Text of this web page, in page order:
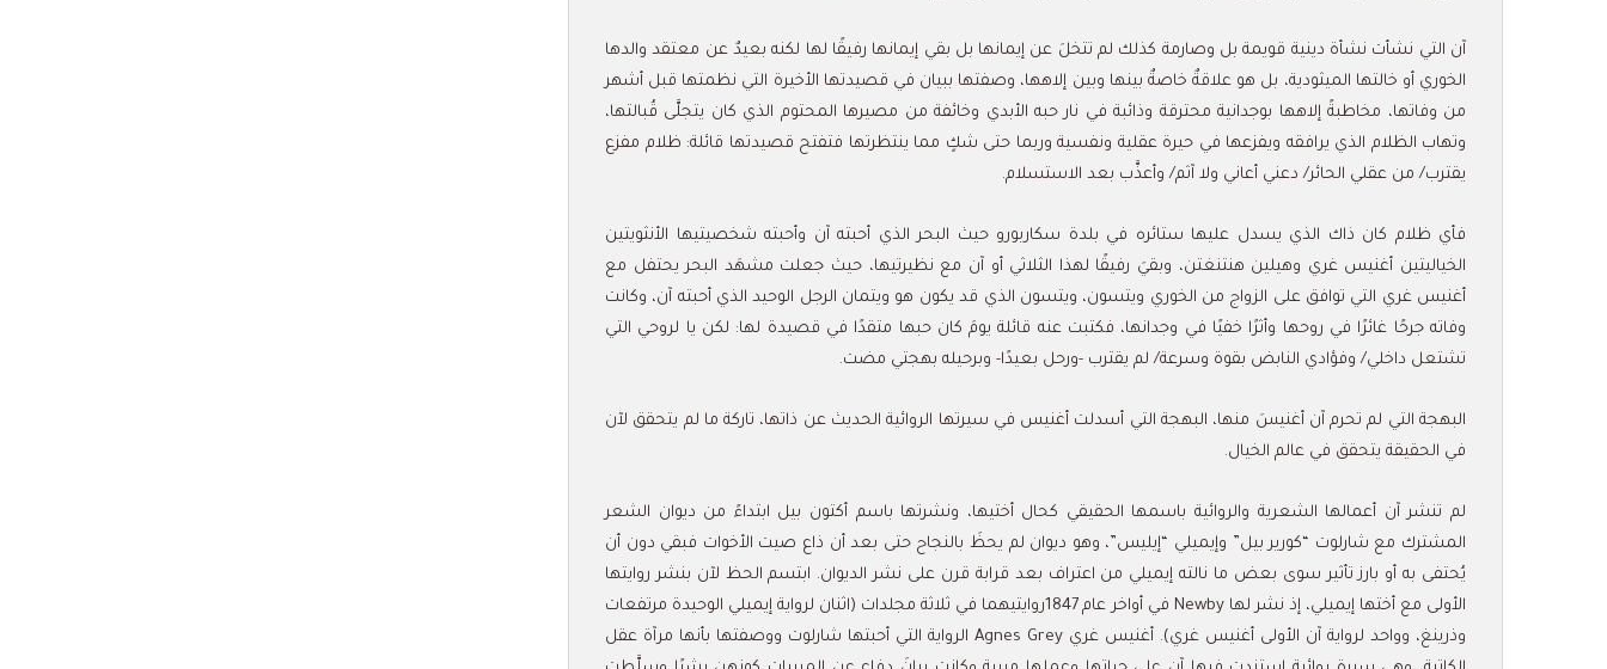
آن التي نشأت نشأة دينية قويمة بل وصارمة كذلك لم تتخلَ عن إيمانها بل بقي إيمانها رفيقًا لها لكنه بعيدٌ عن معتقد والدها
الخوري أو خالتها الميثودية، بل هو علاقةٌ خاصةٌ بينها وبين إلاهها، وصفتها ببيان في قصيدتها الأخيرة التي نظمتها قبل أشهر
من وفاتها، مخاطبةً إلاهها بوجدانية محترقة وذائبة في نار حبه الأبدي وخائفة من مصيرها المحتوم الذي كان يتجلَّى قُبالتها،
وتهاب الظلام الذي يرافقه ويفزعها في حيرة عقلية ونفسية وربما حتى شكٍ مما ينتظرتها فتفتح قصيدتها قائلة: ظلام مفزع
يقترب/ من عقلي الحائر/ دعني أعاني ولا آثم/ وأعذَّب بعد الاستسلام.
فأي ظلام كان ذاك الذي يسدل عليها ستائره في بلدة سكاربورو حيث البحر الذي أحبته آن وأحبته شخصيتيها الأنثويتين
الخياليتين أغنيس غري وهيلين هنتنغتن، وبقيَ رفيقًا لهذا الثلاثي أو آن مع نظيرتيها، حيث جعلت مشهَد البحر يحتفل مع
أغنيس غري التي توافق على الزواج من الخوري ويتسون، ويتسون الذي قد يكون هو ويتمان الرجل الوحيد الذي أحبته آن، وكانت
وفاته جرحًا غائرًا في روحها وأثرًا خفيًا في وجدانها، فكتبت عنه قائلة يومَ كان حبها متقدًا في قصيدة لها: لكن يا لروحي التي
تشتعل داخلي/ وفؤادي النابض بقوة وسرعة/ لم يقترب -ورحل بعيدًا- وبرحيله بهجتي مضت.
البهجة التي لم تحرم آن أغنيسَ منها، البهجة التي أسدلت أغنيس في سيرتها الروائية الحديث عن ذاتها، تاركة ما لم يتحقق لآن
في الحقيقة يتحقق في عالم الخيال.
لم تنشر آن أعمالها الشعرية والروائية باسمها الحقيقي كحال أختيها، ونشرتها باسم أكتون بيل ابتداءً من ديوان الشعر
المشترك مع شارلوت “كورير بيل” وإيميلي “إيليس”، وهو ديوان لم يحظَ بالنجاح حتى بعد أن ذاع صيت الأخوات فبقي دون أن
يُحتفى به أو بارز تأثير سوى بعض ما نالته إيميلي من اعتراف بعد قرابة قرن على نشر الديوان. ابتسم الحظ لآن بنشر روايتها
الأولى مع أختها إيميلي، إذ نشر لها Newby في أواخر عام 1847روايتيهما في ثلاثة مجلدات (اثنان لرواية إيميلي الوحيدة مرتفعات
وذرينغ، وواحد لرواية آن الأولى أغنيس غري). أغنيس غري Agnes Grey الرواية التي أحبتها شارلوت ووصفتها بأنها مرآة عقل